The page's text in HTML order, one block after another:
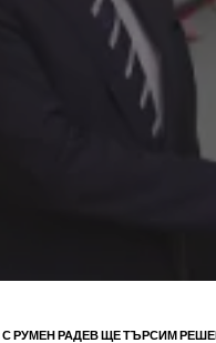
РУМЕН РАДЕВ ЩЕ ТЪРСИМ